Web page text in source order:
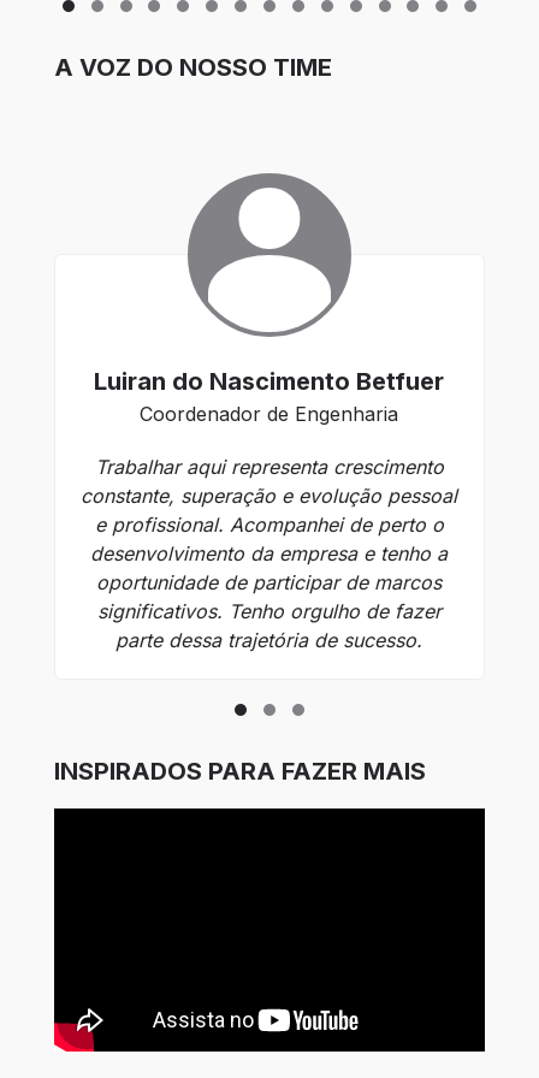
A VOZ DO NOSSO TIME
Luiran do Nascimento Betfuer
Coordenador de Engenharia
Trabalhar aqui representa crescimento
constante, superação e evolução pessoal
e profissional. Acompanhei de perto o
desenvolvimento da empresa e tenho a
oportunidade de participar de marcos
significativos. Tenho orgulho de fazer
parte dessa trajetória de sucesso.
INSPIRADOS PARA FAZER MAIS